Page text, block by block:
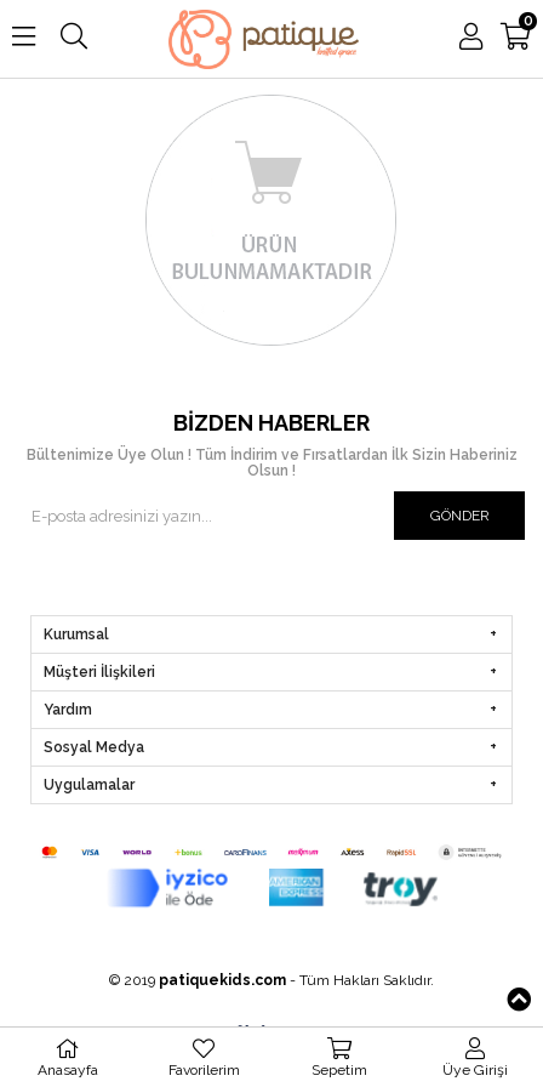
0
BIZDEN HABERLER
Bültenimize Üye Olun ! Tüm İndirim ve Fırsatlardan İlk Sizin Haberiniz
Olsun !
GÖNDER
Kurumsal
Müşteri İlişkileri
Yardım
Sosyal Medya
Uygulamalar
© 2019 patiquekids.com - Tüm Hakları Saklıdır.
Anasayfa Favorilerim Sepetim Üye Girişi